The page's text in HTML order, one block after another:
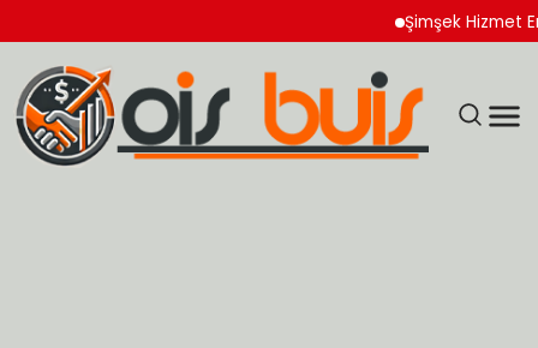
Şimşek Hizmet